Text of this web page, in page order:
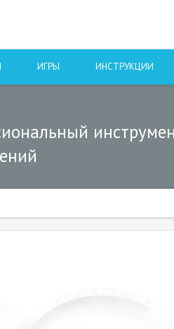
ИГРЫ ИНСТРУКЦИИ